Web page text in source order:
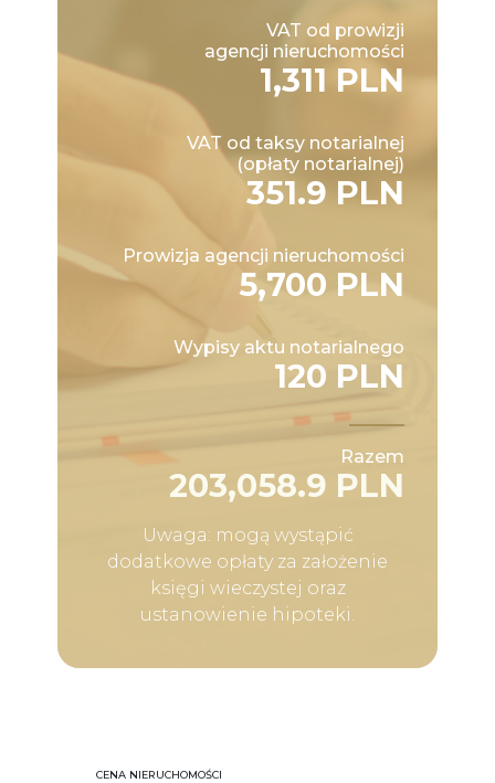
VAT od prowizji
agencji nieruchomości
1,311 PLN
VAT od taksy notarialnej
(opłaty notarialnej)
351.9 PLN
Prowizja agencji nieruchomości
5,700 PLN
Wypisy aktu notarialnego
120 PLN
Razem
203,058.9 PLN
Uwaga: mogą wystąpić
dodatkowe opłaty za założenie
księgi wieczystej oraz
ustanowienie hipoteki.
CENA NIERUCHOMOŚCI